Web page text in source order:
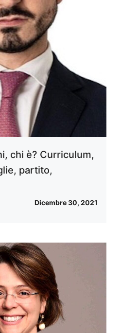
chi è? Curriculum,
partito,
Dicembre 30, 2021